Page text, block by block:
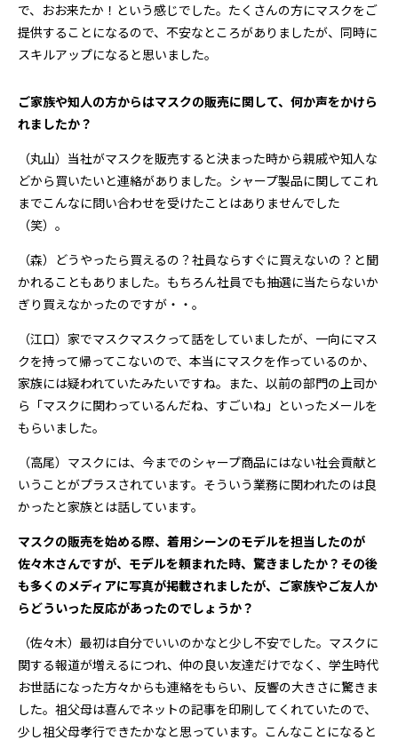
で、おお来たか！という感じでした。たくさんの方にマスクをご
提供することになるので、不安なところがありましたが、同時に
スキルアップになると思いました。
――ご家族や知人の方からはマスクの販売に関して、何か声をかけら
れましたか？
（丸山）当社がマスクを販売すると決まった時から親戚や知人な
どから買いたいと連絡がありました。シャープ製品に関してこれ
までこんなに問い合わせを受けたことはありませんでした
（笑）。
（森）どうやったら買えるの？社員ならすぐに買えないの？と聞
かれることもありました。もちろん社員でも抽選に当たらないか
ぎり買えなかったのですが・・。
（江口）家でマスクマスクって話をしていましたが、一向にマス
クを持って帰ってこないので、本当にマスクを作っているのか、
家族には疑われていたみたいですね。また、以前の部門の上司か
ら「マスクに関わっているんだね、すごいね」といったメールを
もらいました。
（高尾）マスクには、今までのシャープ商品にはない社会貢献と
いうことがプラスされています。そういう業務に関われたのは良
かったと家族とは話しています。
――マスクの販売を始める際、着用シーンのモデルを担当したのが
佐々木さんですが、モデルを頼まれた時、驚きましたか？その後
も多くのメディアに写真が掲載されましたが、ご家族やご友人か
らどういった反応があったのでしょうか？
（佐々木）最初は自分でいいのかなと少し不安でした。マスクに
関する報道が増えるにつれ、仲の良い友達だけでなく、学生時代
お世話になった方々からも連絡をもらい、反響の大きさに驚きま
した。祖父母は喜んでネットの記事を印刷してくれていたので、
少し祖父母孝行できたかなと思っています。こんなことになると